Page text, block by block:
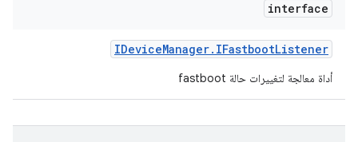
interface
IDeviceManager. IFastbootListener
أداة معالجة لتغييرات حالة fastboot